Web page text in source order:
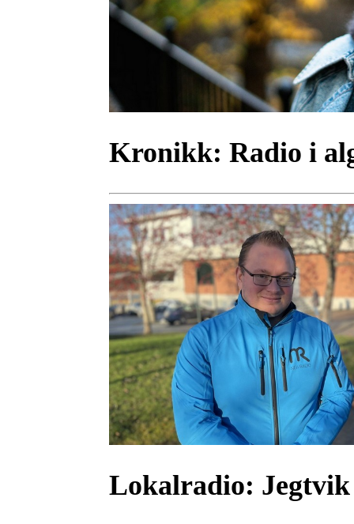
Kronikk: Radio i
Lokalradio: